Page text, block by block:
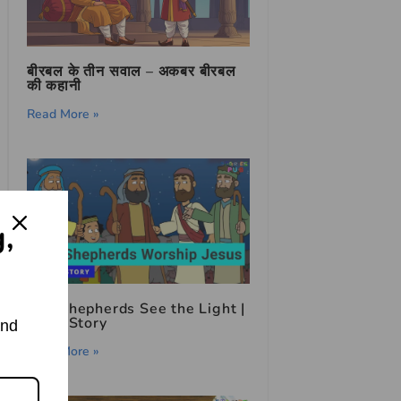
बीरबल के तीन सवाल – अकबर बीरबल
की कहानी
Read More »
The Shepherds See the Light |
Bible Story
Read More »